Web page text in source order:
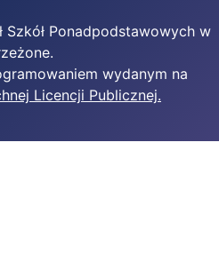
Ponadpodstawowych w
wydanym na
Licencji Publicznej.